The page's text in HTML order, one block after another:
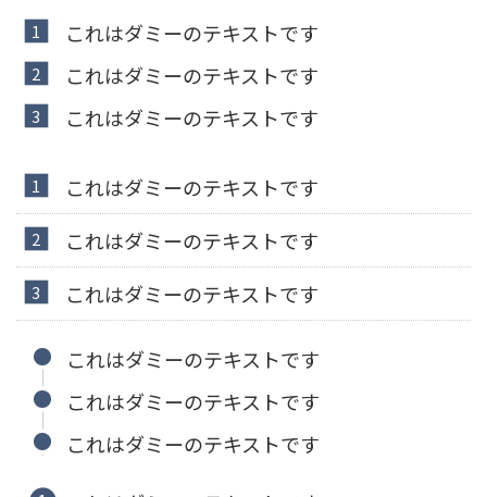
これはダミーのテキストです
これはダミーのテキストです
これはダミーのテキストです
これはダミーのテキストです
これはダミーのテキストです
これはダミーのテキストです
これはダミーのテキストです